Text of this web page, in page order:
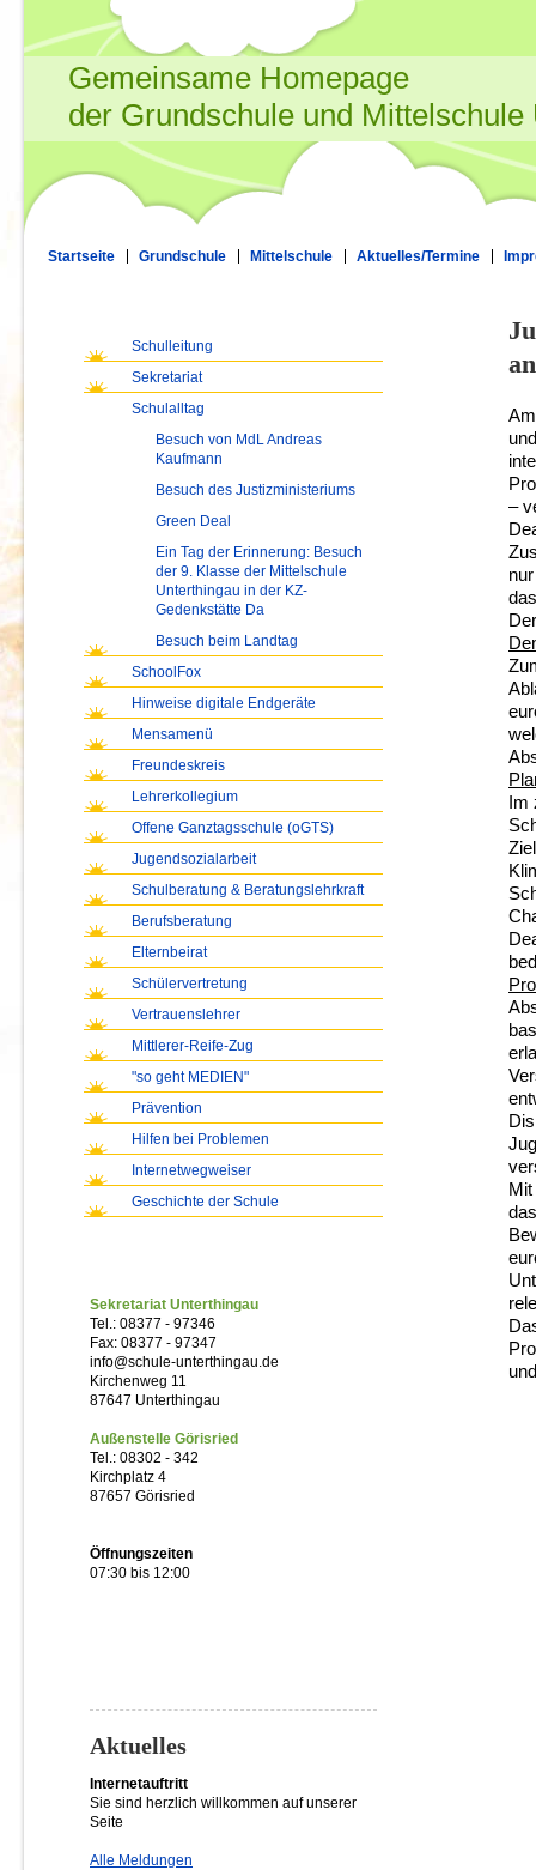
Gemeinsame Homepage
der Grundschule und Mittelschule
Startseite Grundschule Mittelschule Aktuelles/Termine
–
Schulleitung
Sekretariat
Schulalltag
Besuch von MdL Andreas
Kaufmann
Besuch des Justizministeriums
Green Deal
Ein Tag der Erinnerung: Besuch
der 9. Klasse der Mittelschule
Unterthingau in der KZ-
Gedenkstätte Da
Besuch beim Landtag
SchoolFox
Hinweise digitale Endgeräte
Mensamenü
Freundeskreis
Lehrerkollegium
Offene Ganztagsschule (oGTS)
Jugendsozialarbeit
Schulberatung & Beratungslehrkraft
Berufsberatung
Elternbeirat
Schülervertretung
Vertrauenslehrer
Mittlerer-Reife-Zug
"so geht MEDIEN"
Prävention
Hilfen bei Problemen
Internetwegweiser
Geschichte der Schule
Sekretariat Unterthingau
Tel.: 08377 - 97346
Fax: 08377 - 97347
info@schule-unterthingau.de
Kirchenweg 11
87647 Unterthingau
Außenstelle Görisried
Tel.: 08302 - 342
Kirchplatz 4
87657 Görisried
Öffnungszeiten
07:30 bis 12:00
Aktuelles
Internetauftritt
Sie sind herzlich willkommen auf unserer
Seite
Alle Meldungen